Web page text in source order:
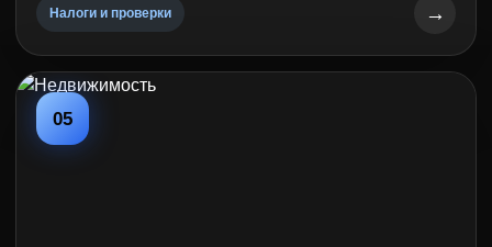
Налоги и проверки →
05